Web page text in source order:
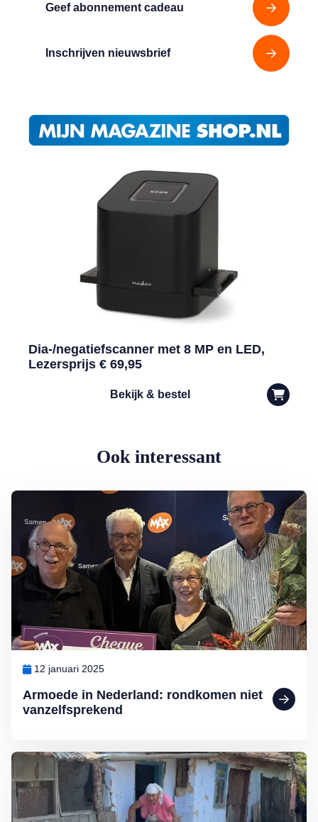
Geef abonnement cadeau
Inschrijven nieuwsbrief
Dia-/negatiefscanner met 8 MP en LED,
Lezersprijs € 69,95
Bekijk & bestel
Ook interessant
Armoede in Nederland: rondkomen niet
vanzelfsprekend
12 januari 2025
Lees meer over Armoede in Nederland: rondkomen niet
Lees meer over MAX Maakt Mogelijk: Help deze ouderen aan